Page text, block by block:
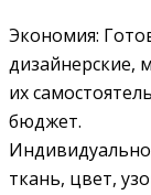
Экономия:
дизайнерские,
их
бюджет.
ткань, цвет,